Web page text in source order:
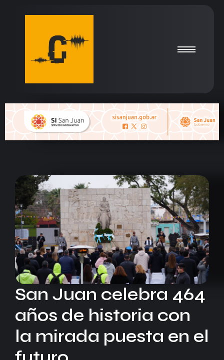
San Juan celebra 464
años de historia con
la mirada puesta en el